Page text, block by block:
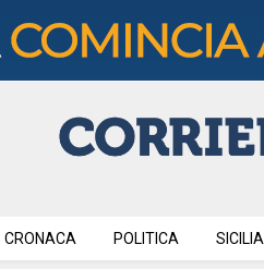
CRONACA POLITICA SICILIA